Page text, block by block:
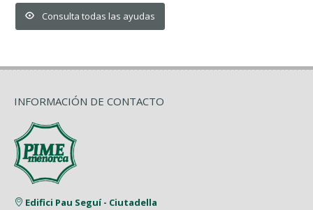
Consulta todas las ayudas
INFORMACIÓN DE CONTACTO
Edifici Pau Seguí - Ciutadella